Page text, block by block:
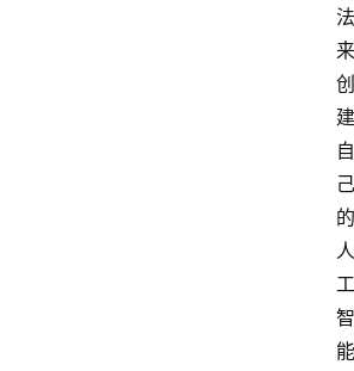
法
来
创
建
自
己
的
人
工
智
能